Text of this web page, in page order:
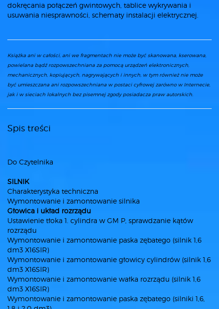
dokręcania połączeń gwintowych, tablice wykrywania i
usuwania niesprawności, schematy instalacji elektrycznej.
Książka ani w całości, ani we fragmentach nie może być skanowana, kserowana,
powielana bądź rozpowszechniana za pomocą urządzeń elektronicznych,
mechanicznych, kopiujących, nagrywających i innych, w tym również nie może
być umieszczana ani rozpowszechniana w postaci cyfrowej zarówno w Internecie,
jak i w sieciach lokalnych bez pisemnej zgody posiadacza praw autorskich.
Spis treści
Do Czytelnika
SILNIK
Charakterystyka techniczna
Wymontowanie i zamontowanie silnika
Głowica i układ rozrządu
Ustawienie tłoka 1. cylindra w GM P, sprawdzanie kątów
rozrządu
Wymontowanie i zamontowanie paska zębatego (silnik 1,6
dm3 X16SlR)
Wymontowanie i zamontowanie głowicy cylindrów (silnik 1,6
dm3 X16SlR)
Wymontowanie i zamontowanie wałka rozrządu (silnik 1,6
dm3 X16SlR)
Wymontowanie i zamontowanie paska zębatego (silniki 1,6,